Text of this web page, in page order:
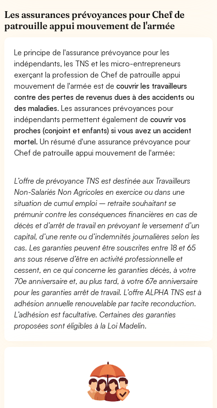
Les assurances prévoyances pour Chef de
patrouille appui mouvement de l'armée
Le principe de l'assurance prévoyance pour les
indépendants, les TNS et les micro-entrepreneurs
exerçant la profession de Chef de patrouille appui
mouvement de l'armée est decouvrir les travailleurs
contre des pertes de revenus dues à des accidents ou
des maladies. Les assurances prévoyances pour
indépendants permettent également decouvrir vos
proches (conjoint et enfants) si vous avez un accident
mortel. Un résumé d'une assurance prévoyance pour
Chef de patrouille appui mouvement de l'armée:
L’offre de prévoyance TNS est destinée aux Travailleurs
Non-Salariés Non Agricoles en exercice ou dans une
situation de cumul emploi – retraite souhaitant se
prémunir contre les conséquences financières en cas de
décès et d’arrêt de travail en prévoyant le versement d’un
capital, d’une rente ou d’indemnités journalières selon les
cas. Les garanties peuvent être souscrites entre 18 et 65
ans sous réserve d’être en activité professionnelle et
cessent, en ce qui concerne les garanties décès, à votre
70e anniversaire et, au plus tard, à votre 67e anniversaire
pour les garanties arrêt de travail. L’offre ALPHA TNS est à
adhésion annuelle renouvelable par tacite reconduction.
L’adhésion est facultative. Certaines des garanties
proposées sont éligibles à la Loi Madelin.